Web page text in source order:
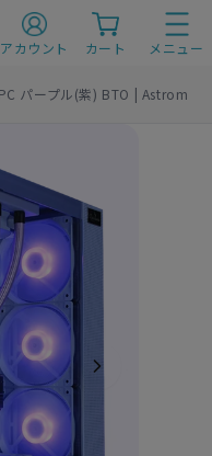
アカウント カート
メニュー
パープル(紫) BTO | Astrom